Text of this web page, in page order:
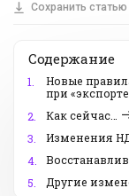
Сохранить статью
Содержание
1.
Новые
при
2.
Как сейчас…
3.
Изменения
4.
5.
Другие